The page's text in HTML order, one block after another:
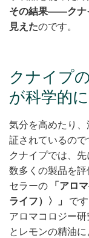
その結果――クナ
見えたのです。
クナイプ
が科学的
気分を高めたり
証されているので
クナイプでは、
数多くの製品を
セラーの 「アロ
ライフ）〉」
です
アロマコロジー
とレモンの精油